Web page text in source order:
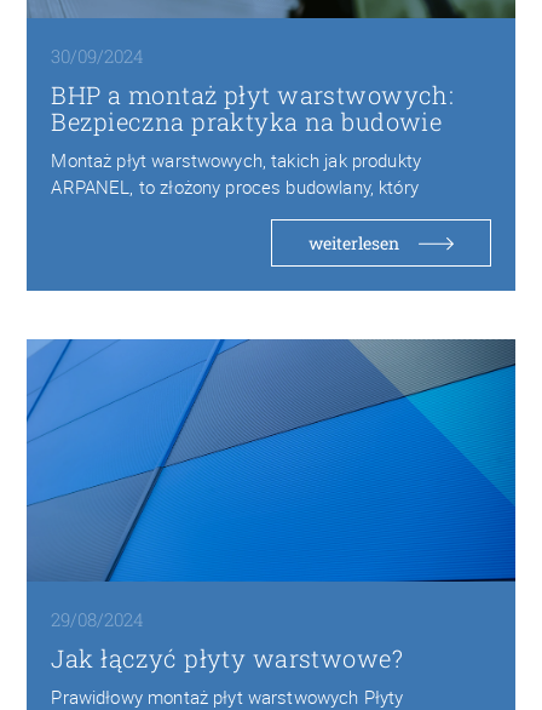
30/09/2024
BHP a montaż płyt warstwowych:
Bezpieczna praktyka na budowie
Montaż płyt warstwowych, takich jak produkty
ARPANEL, to złożony proces budowlany, który
wymaga precyzyjnego nadzoru…
weiterlesen
29/08/2024
Jak łączyć płyty warstwowe?
Prawidłowy montaż płyt warstwowych Płyty